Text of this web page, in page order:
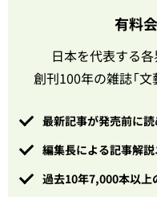
有料
日本を代表する
創刊100年の雑誌「文
最新記事が発売前に読
編集長による記事解
過去10年7,000本以上